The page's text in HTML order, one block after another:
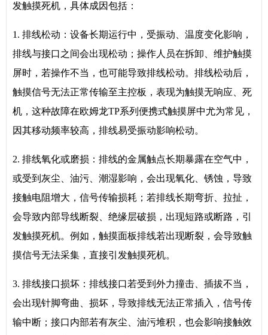
发触摸死机，具体成因包括：
1. 排线松动：设备长期运行中，受振动、温度变化影响，
排线与接口之间会出现松动；操作人员在拆卸、维护触摸
屏时，若操作不当，也可能导致排线松动。排线松动后，
触摸信号无法正常传输至主控板，表现为触摸无响应、死
机，这种故障在欧姆龙TP系列便携式触摸屏中尤为常见，
因其移动频率较高，排线易受振动影响松动。
2. 排线氧化或磨损：排线的金属触点长期暴露在空气中，
或受到灰尘、油污、潮湿影响，会出现氧化、锈蚀，导致
接触电阻增大，信号传输损耗；若排线长期弯折、拉扯，
会导致内部导线断裂、绝缘层破损，出现短路或断路，引
发触摸死机。例如，触摸面板排线若出现断裂，会导致触
摸信号无法采集，直接引发触摸死机。
3. 排线接口损坏：排线接口若受到外力撞击、插拔不当，
会出现针脚弯曲、损坏，导致排线无法正常插入，信号传
输中断；接口内部若有灰尘、油污堆积，也会影响接触效